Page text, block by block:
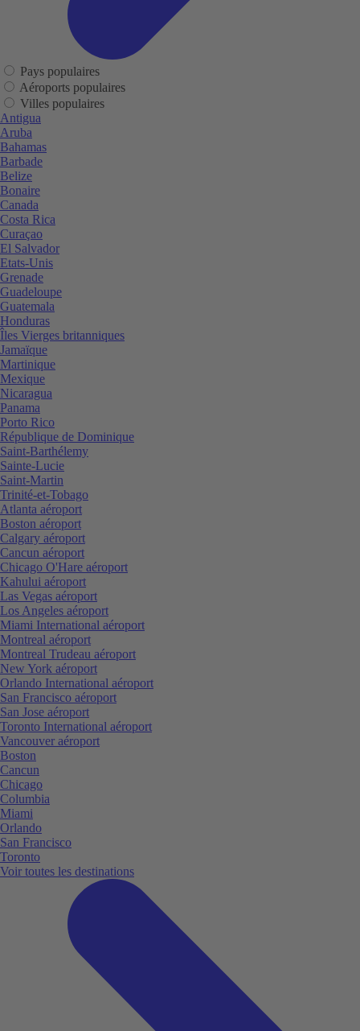
Pays populaires
Aéroports populaires
Villes populaires
Antigua
Aruba
Bahamas
Barbade
Belize
Bonaire
Canada
Costa Rica
Curaçao
El Salvador
Etats-Unis
Grenade
Guadeloupe
Guatemala
Honduras
Îles Vierges britanniques
Jamaïque
Martinique
Mexique
Nicaragua
Panama
Porto Rico
République de Dominique
Saint-Barthélemy
Sainte-Lucie
Saint-Martin
Trinité-et-Tobago
Atlanta aéroport
Boston aéroport
Calgary aéroport
Cancun aéroport
Chicago O'Hare aéroport
Kahului aéroport
Las Vegas aéroport
Los Angeles aéroport
Miami International aéroport
Montreal aéroport
Montreal Trudeau aéroport
New York aéroport
Orlando International aéroport
San Francisco aéroport
San Jose aéroport
Toronto International aéroport
Vancouver aéroport
Boston
Cancun
Chicago
Columbia
Miami
Orlando
San Francisco
Toronto
Voir toutes les destinations